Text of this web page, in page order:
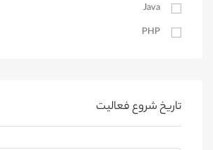
لاهیجان
رودسر
رضوانشهر
املش
Java
PHP
WordPress
ترجمه
تاریخ شروع فعالیت